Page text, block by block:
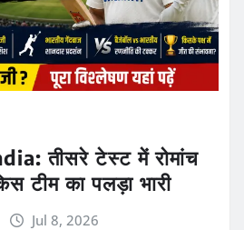
तीसरे टेस्ट में रोमांच
टीम का पलड़ा भारी
Jul 8, 2026